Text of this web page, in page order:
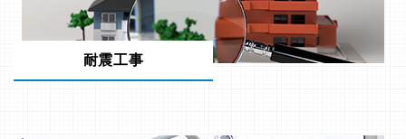
耐震工事